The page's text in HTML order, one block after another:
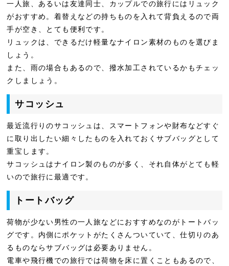
一人旅、あるいは友達同士、カップルでの旅行にはリュック
がおすすめ。着替えなどの持ちものを入れて背負えるので両
手が空き、とても便利です。
リュックは、できるだけ軽量なナイロン素材のものを選びま
しょう。
また、雨の場合もあるので、撥水加工されているかもチェッ
クしましょう。
サコッシュ
最近流行りのサコッシュは、スマートフォンや財布などすぐ
に取り出したい細々したものを入れておくサブバッグとして
重宝します。
サコッシュはナイロン製のものが多く、それ自体がとても軽
いので旅行に最適です。
トートバッグ
荷物が少ない男性の一人旅などにおすすめなのがトートバッ
グです。内側にポケットがたくさんついていて、仕切りのあ
るものならサブバッグは必要ありません。
電車や飛行機での旅行では荷物を床に置くこともあるので、